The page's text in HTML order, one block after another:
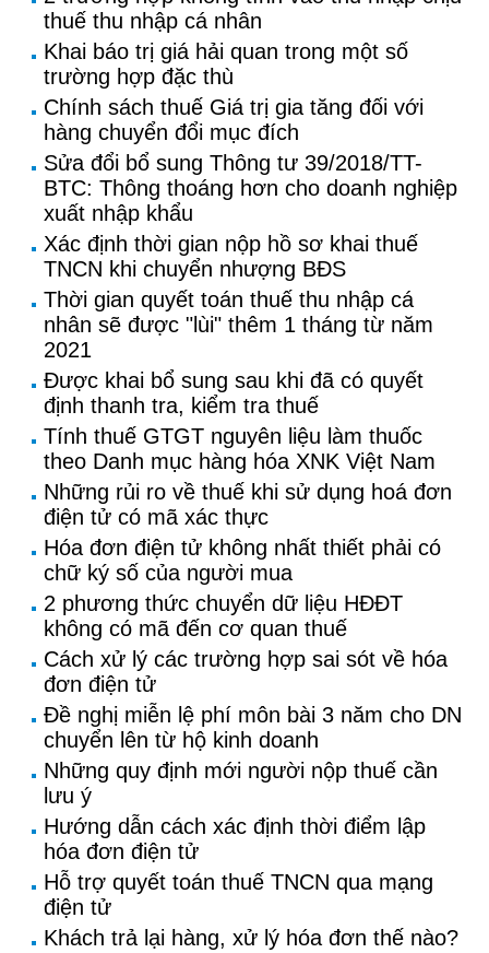
thuế thu nhập cá nhân
Khai báo trị giá hải quan trong một số
trường hợp đặc thù
Chính sách thuế Giá trị gia tăng đối với
hàng chuyển đổi mục đích
Sửa đổi bổ sung Thông tư 39/2018/TT-
BTC: Thông thoáng hơn cho doanh nghiệp
xuất nhập khẩu
Xác định thời gian nộp hồ sơ khai thuế
TNCN khi chuyển nhượng BĐS
Thời gian quyết toán thuế thu nhập cá
nhân sẽ được "lùi" thêm 1 tháng từ năm
2021
Được khai bổ sung sau khi đã có quyết
định thanh tra, kiểm tra thuế
Tính thuế GTGT nguyên liệu làm thuốc
theo Danh mục hàng hóa XNK Việt Nam
Những rủi ro về thuế khi sử dụng hoá đơn
điện tử có mã xác thực
Hóa đơn điện tử không nhất thiết phải có
chữ ký số của người mua
2 phương thức chuyển dữ liệu HĐĐT
không có mã đến cơ quan thuế
Cách xử lý các trường hợp sai sót về hóa
đơn điện tử
Đề nghị miễn lệ phí môn bài 3 năm cho DN
chuyển lên từ hộ kinh doanh
Những quy định mới người nộp thuế cần
lưu ý
Hướng dẫn cách xác định thời điểm lập
hóa đơn điện tử
Hỗ trợ quyết toán thuế TNCN qua mạng
điện tử
Khách trả lại hàng, xử lý hóa đơn thế nào?